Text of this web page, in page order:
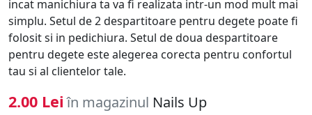
incat manichiura ta va fi realizata intr-un mod mult mai
simplu. Setul de 2 despartitoare pentru degete poate fi
folosit si in pedichiura. Setul de doua despartitoare
pentru degete este alegerea corecta pentru confortul
tau si al clientelor tale.
2.00 Lei în magazinul Nails Up